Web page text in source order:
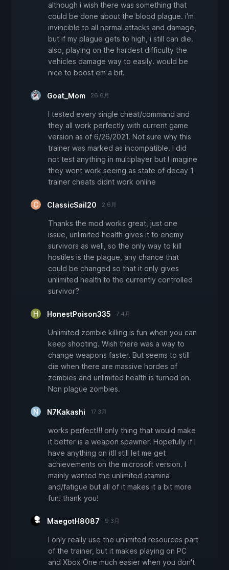
although i wish there was something that
could be done about the blood plague. i'm
invincible to all normal attacks and damage,
but if my plague gets to high, i still can die.
also, playing on the hardest difficulty the
vehicles damage way to easily. would be
nice to boost em a bit.
Goat_Mom 26 6月
I tested every single cheat/command and
they all work perfectly with current game
version as of 6/26/2021. Not sure why this
trainer was marked as incompatible. I did
not test anything in multiplayer but I imagine
they wont work seeing as state of decay 1
trainer cheats didnt work online
ClassicSail20 2 6月
Thanks the mod works great, just one
issue, unlimited health gives it to enemy
survivors as well, so the only way to kill
hostiles is the plague, any chance that
could be changed so that it only gives
unlimited health to the currently controlled
survivor?
HonestPoison335 7 4月
Unlimited zombie killing is fun when you can
keep shooting. Wish there was a way to
change weapons faster. But seems to still
die when there are massive hordes of
zombies and unlimited health is turned on.
Non plague zombies.
N7Kakashi 17 3月
works perfect!!! only thing that would make
it better is a weapon spawner. Hopefully if I
have anything on itll still let me get
achievements on the microsoft version. I
mainly wanted the unlimited stamina
and/fatigue but all of it makes it a bit more
fun! thank you!
MaegotH8087 9 3月
I only really use the unlimited resources part
of the trainer, but it makes playing on PC
and Xbox One much easier when you don't